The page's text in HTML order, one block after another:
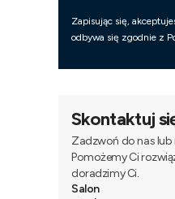
Zapisując się,
odbywa się zgodnie z
Skontaktuj
Zadzwoń do nas lub
Pomożemy Ci
doradzimy Ci.